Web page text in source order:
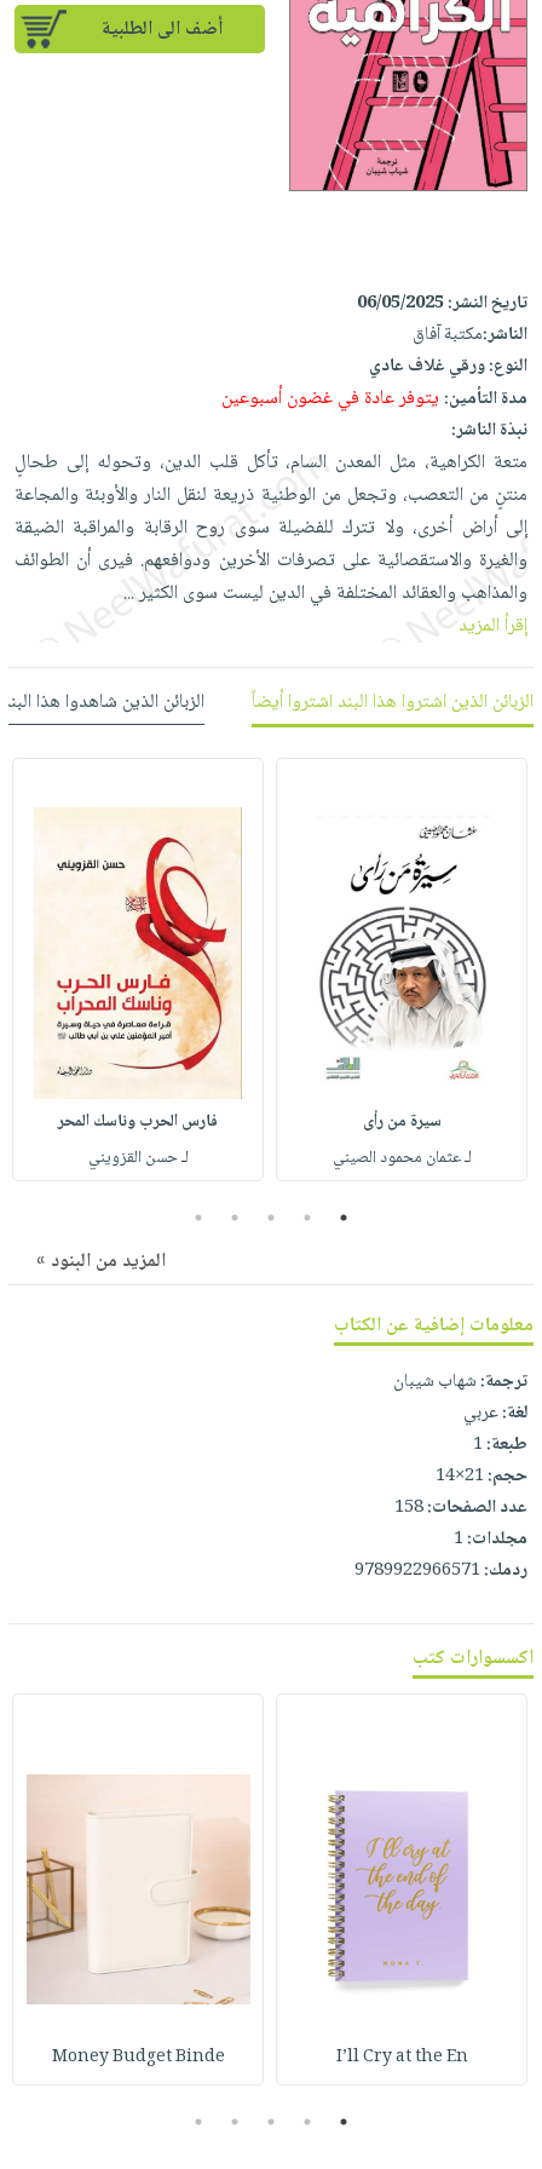
إختياراتنا
كتب
أكاديمية
صندوق
القراءة
iKitab
بلا
حدود
أسئلة
يتكرر
على
Android
تحميل
iKitab
على
Apple
أسئلة
يتكرر
طرحها
تحميل
masmu3
على
masmu3
على
Apple
المواضيع
الأكثر
مبيعاً
وسائل
تعليمية
تعليمية
الصحة
والعناية
الشخصية
جديد
العناية
الشخصية
العناية
وتصفيف
الشعر
العناية
بالجسم
العناية
بالأسنان
الحمية
والتغذية
والسفرة
جديد
الكل
أواني
الطهي
أدوات
الخبز
أدوات
المائدة
الأوعية
والتخزين
أدوات
متجر
الهدايا
أقسام
الأكثر
مبيعاً
العودة
للمدارس
اكسسوارات
كتب
اكسسوارات
اكسسوارات
ملابس
مطرزات
حقائب
حلي
عناية
بالذات
مناسبات
شحن
مجاني
بنود
مختارة
كل
الاشتراكات
القراءة
iKitab
حدود
عن
الشركة
سياسة
الشركة
فيديوهات
أسئلة
يتكرر
نيل
وفرات
انشر
كتابك
تواصل
معنا
حسابك
الأمنيات
التسوق
أضف الى الطلبية
تاريخ النشر:06/05/2025
الناشر:مكتبة آفاق
النوع:ورقي غلاف عادي
مدة التأمين:يتوفر عادة في غضون أسبوعين
نبذة الناشر:
متعة الكراهية، مثل المعدن السام، تأكل قلب الدين، وتحوله إلى طحالٍ
منتنٍ من التعصب، وتجعل من الوطنية ذريعة لنقل النار والأوبئة والمجاعة
إلى أراض أخرى، ولا تترك للفضيلة سوى روح الرقابة والمراقبة الضيقة
والغيرة والاستقصائية على تصرفات الأخرين ودوافعهم. فيرى أن الطوائف
والمذاهب والعقائد المختلفة في الدين ليست سوى الكثير...
إقرأ المزيد
الزبائن الذين اشتروا هذا البند اشتروا أيضاً الزبائن الذين شاهدوا هذا
سيرة من رأى
لـ عثمان محمود الصيني
فارس الحرب وناسك المحر
لـ حسن القزويني
1
2
3
4
5
المزيد من البنود »
معلومات إضافية عن الكتاب
ترجمة:شهاب شيبان
لغة:عربي
طبعة:1
حجم:21×14
عدد الصفحات:158
مجلدات:1
ردمك:9789922966571
اكسسوارات كتب
I’ll Cry at the En
Money Budget Binde
1
2
3
4
5